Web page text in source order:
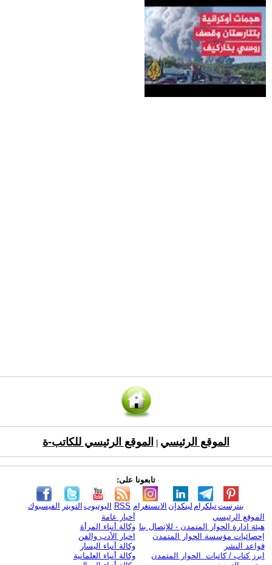
الموقع الرئيسي الموقع الرئيسي للكاتب-ة
تابعونا على:
الفيسبوك التويتر اليوتيوب RSS الانستغرام لينكدإن تيلكرامبنترست
الموقع الرئيسي
هيئة ادارة الحوار المتمدن - للإتصال بنا
إحصائيات مؤسسة الحوار المتمدن
قواعد النشر
ابرز كتاب / كاتبات الحوار المتمدن
أخبار عامة
وكالة أنباء المرأة
اخبار الأدب والفن
وكالة أنباء اليسار
وكالة أنباء العلمانية